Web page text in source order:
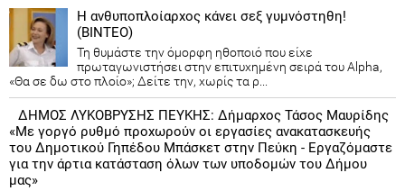
Η ανθυποπλοίαρχος κάνει σεξ γυμνόστηθη!
(ΒΙΝΤΕΟ)
Τη θυμάστε την όμορφη ηθοποιό που είχε
πρωταγωνιστήσει στην επιτυχημένη σειρά του Alpha,
«Θα σε δω στο πλοίο»; Δείτε την, χωρίς τα ρ...
ΔΗΜΟΣ ΛΥΚΟΒΡΥΣΗΣ ΠΕΥΚΗΣ: Δήμαρχος Τάσος Μαυρίδης
«Με γοργό ρυθμό προχωρούν οι εργασίες ανακατασκευής
του Δημοτικού Γηπέδου Μπάσκετ στην Πεύκη - Εργαζόμαστε
για την άρτια κατάσταση όλων των υποδομών του Δήμου
μας»